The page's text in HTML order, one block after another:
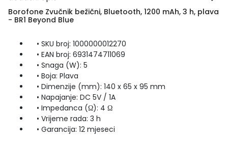
Borofone Zvučnik bežični, Bluetooth, 1200 mAh, 3 h, plava
- BR1 Beyond Blue
• SKU broj: 1000000012270
• EAN broj: 6931474711069
• Snaga (W): 5
• Boja: Plava
• Dimenzije (mm): 140 x 65 x 95 mm
• Napajanje: DC 5V / 1A
• Impedanca (Ω): 4 Ω
• Vrijeme rada: 3 h
• Garancija: 12 mjeseci